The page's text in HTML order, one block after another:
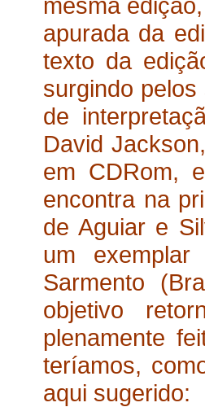
apurada da
texto da
surgindo
de
David
em CDRom,
encontra na
de Aguiar e
um
Sarmento
objetivo
plenamente
teríamos,
aqui sugerido: